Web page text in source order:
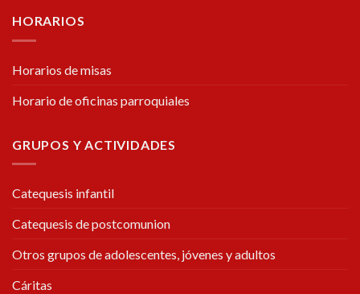
HORARIOS
Horarios de misas
Horario de oficinas parroquiales
GRUPOS Y ACTIVIDADES
Catequesis infantil
Catequesis de postcomunion
Otros grupos de adolescentes, jóvenes y adultos
Cáritas